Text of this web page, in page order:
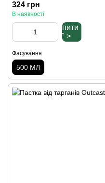
324 грн
В наявності
Купити
" >
Фасування
500 МЛ